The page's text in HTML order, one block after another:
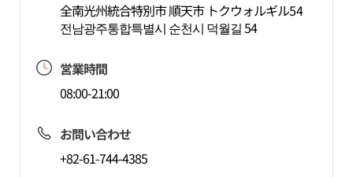
全南光州統合特別市 順天市 トクウォルギル54
전남광주통합특별시 순천시 덕월길 54
営業時間
08:00-21:00
お問い合わせ
+82-61-744-4385